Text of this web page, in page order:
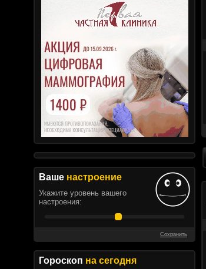
Ваше настроение
Укажите уровень вашего
настроения:
Сохранить
Гороскоп на сегодня